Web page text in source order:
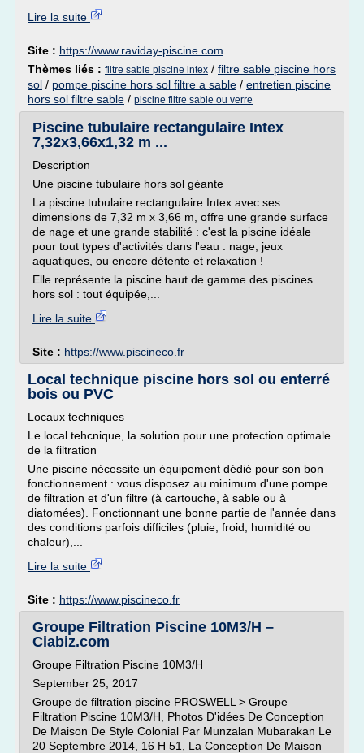
Lire la suite
Site : https://www.raviday-piscine.com
Thèmes liés : filtre sable piscine intex / filtre sable piscine hors
sol / pompe piscine hors sol filtre a sable / entretien piscine
hors sol filtre sable / piscine filtre sable ou verre
Piscine tubulaire rectangulaire Intex
7,32x3,66x1,32 m ...
Description
Une piscine tubulaire hors sol géante
La piscine tubulaire rectangulaire Intex avec ses
dimensions de 7,32 m x 3,66 m, offre une grande surface
de nage et une grande stabilité : c'est la piscine idéale
pour tout types d'activités dans l'eau : nage, jeux
aquatiques, ou encore détente et relaxation !
Elle représente la piscine haut de gamme des piscines
hors sol : tout équipée,...
Lire la suite
Site : https://www.piscineco.fr
Local technique piscine hors sol ou enterré
bois ou PVC
Locaux techniques
Le local tehcnique, la solution pour une protection optimale
de la filtration
Une piscine nécessite un équipement dédié pour son bon
fonctionnement : vous disposez au minimum d'une pompe
de filtration et d'un filtre (à cartouche, à sable ou à
diatomées). Fonctionnant une bonne partie de l'année dans
des conditions parfois difficiles (pluie, froid, humidité ou
chaleur),...
Lire la suite
Site : https://www.piscineco.fr
Groupe Filtration Piscine 10M3/H –
Ciabiz.com
Groupe Filtration Piscine 10M3/H
September 25, 2017
Groupe de filtration piscine PROSWELL > Groupe
Filtration Piscine 10M3/H, Photos D'idées De Conception
De Maison De Style Colonial Par Munzalan Mubarakan Le
20 Septembre 2014, 16 H 51, La Conception De Maison